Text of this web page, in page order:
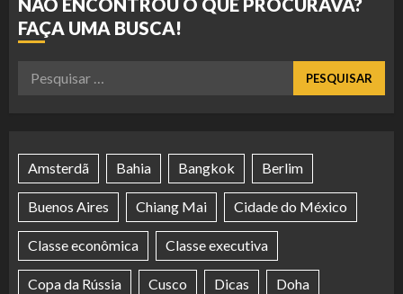
FAÇA UMA BUSCA!
Pesquisar
Amsterdã Bahia Bangkok Berlim
Buenos Aires Chiang Mai Cidade do México
Classe econômica Classe executiva
Copa da Rússia Cusco Dicas Doha